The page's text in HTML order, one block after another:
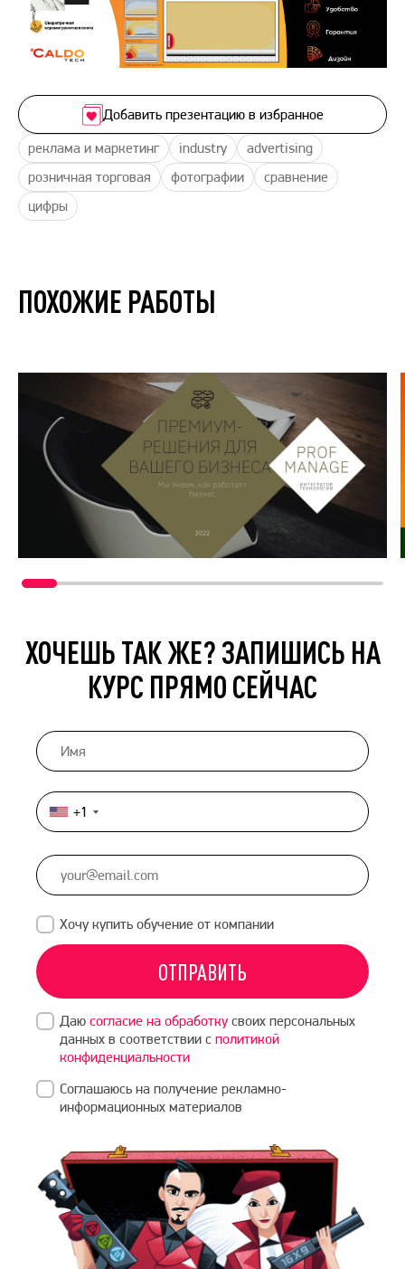
реклама и маркетинг industry
advertising
розничная торговая
фотографии
сравнение
цифры
Добавить презентацию в избранное
ПОХОЖИЕ РАБОТЫ
ХОЧЕШЬ ТАК ЖЕ? ЗАПИШИСЬ НА
КУРС ПРЯМО СЕЙЧАС
United
States
+1
+1
Хочу купить обучение от компании
ОТПРАВИТЬ
Даю согласие на обработкусвоих персональных
данных в соответствии с политикой
конфиденциальности
Соглашаюсь на получение рекламно-
информационных материалов